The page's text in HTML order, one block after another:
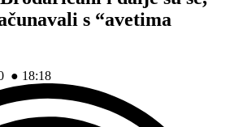
s “avetima
● 18:18